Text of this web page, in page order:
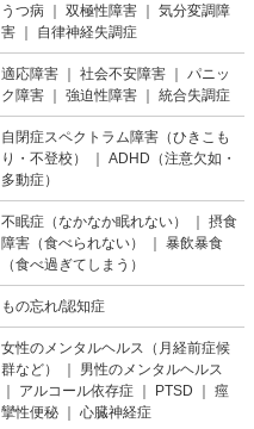
うつ病 双極性障害
気分変調障
害
自律神経失調症
適応障害 社会不安障害
パニッ
ク障害
強迫性障害 統合失調症
自閉症スペクトラム障害（ひきこも
り・不登校）
ADHD（注意欠如・
多動症）
不眠症（なかなか眠れない）
摂食
障害（食べられない）
暴飲暴食
（食べ過ぎてしまう）
もの忘れ/認知症
女性のメンタルヘルス（月経前症候
群など）
男性のメンタルヘルス
アルコール依存症 PTSD
痙
攣性便秘
心臓神経症